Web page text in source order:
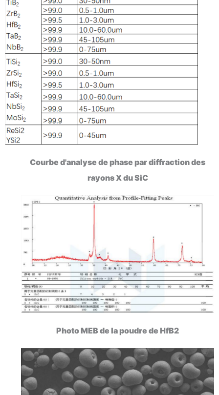
Courbe d'analyse de phase par diffraction des
rayons X du SiC
Photo MEB de la poudre de HfB2